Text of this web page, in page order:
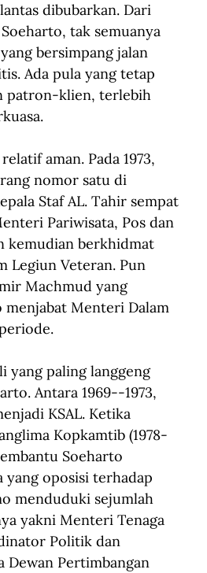
dibubarkan. Dari
tak semuanya
bersimpang jalan
Ada pula yang tetap
patron-klien, terlebih
aman. Pada 1973,
nomor satu di
Staf AL. Tahir sempat
Pariwisata, Pos dan
kemudian berkhidmat
Legiun Veteran. Pun
Machmud yang
Menteri Dalam
yang paling langgeng
Antara 1969--1973,
KSAL. Ketika
Kopkamtib (1978-
Soeharto
yang oposisi terhadap
menduduki sejumlah
yakni Menteri Tenaga
Politik dan
Dewan Pertimbangan